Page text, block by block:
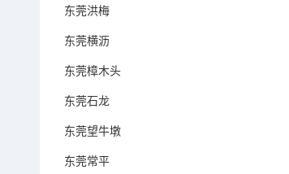
东莞洪梅
东莞横沥
东莞樟木头
东莞石龙
东莞望牛墩
东莞常平